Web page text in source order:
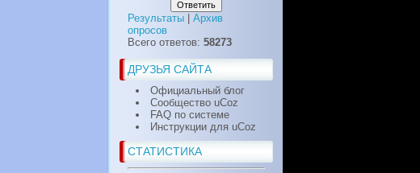
Результаты
Архив
опросов
Всего ответов: 58273
ДРУЗЬЯ САЙТА
Официальный блог
Сообщество uCoz
FAQ по системе
Инструкции для uCoz
СТАТИСТИКА